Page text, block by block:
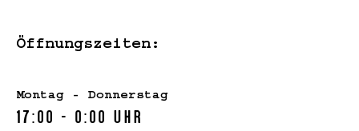
Öffnungszeiten:
Montag - Donnerstag
17:00 - 0:00 Uhr